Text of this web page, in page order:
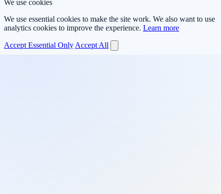
We use cookies
We use essential cookies to make the site work. We also want to use
analytics cookies to improve the experience. Learn more
Accept Essential Only Accept All